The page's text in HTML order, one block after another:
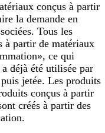
conçus à partir
la demande en
Tous les
à partir de matériaux
ce qui
déjà été utilisée par
jetée. Les produits
conçus à partir
créés à partir des